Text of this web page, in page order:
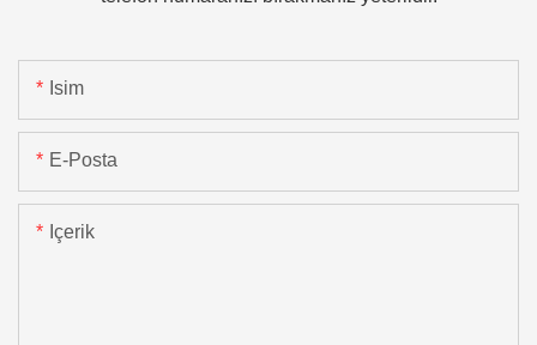
Isim
E-Posta
Içerik